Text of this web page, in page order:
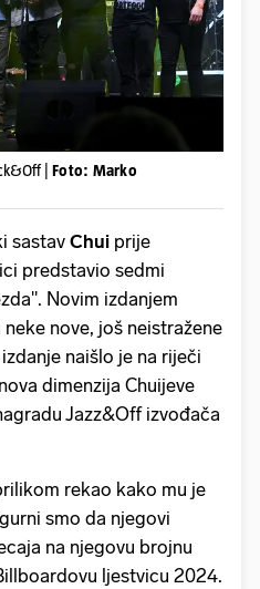
| Foto: Marko
sastavChui prije
predstavio sedmi
Novim izdanjem
nove, još neistražene
naišlo je na riječi
dimenzija Chuijeve
Jazz&Off izvođača
rekao kako mu je
smo da njegovi
na njegovu brojnu
ljestvicu 2024.